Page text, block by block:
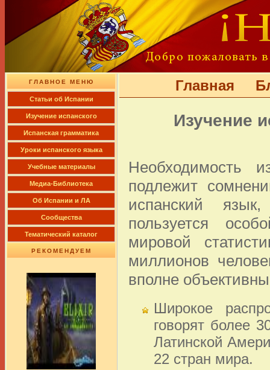
ГЛАВНОЕ МЕНЮ
Cтатьи об Испании
Изучение испанского
Испанская грамматика
Уроки испанского языка
Учебные материалы
Медиа-Библиотека
Об Испании и ЛА
Сообщества
Тематический каталог
РЕКОМЕНДУЕМ
Главная
Изучение
Необходимость
подлежит
испанский
пользуется
мировой
миллионов
вполне
Широкое
говорят более
Латинской
22 стран мира.